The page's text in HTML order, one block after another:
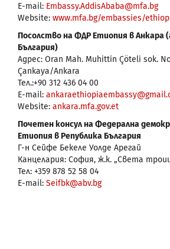
E-mail: Embassy.AddisAbaba@mfa.bg
Website: www.mfa.bg/embassies/
Посолство на ФДР Етиопия в Анкара
България)
Адрес: Oran Mah. Muhittin Çöteli sok.
Çankaya/Ankara
Тел.:+90 312 436 04 00
E-mail:
Website: ankara.mfa.gov.et
Почетен консул на Федерална
Етиопия в Република България
Г-н Сейфе Бекеле Уолде Арегай
Канцелария: София, ж.к. „Света
Тел: +359 878 52 58 04
E-mail: Seifbk@abv.bg